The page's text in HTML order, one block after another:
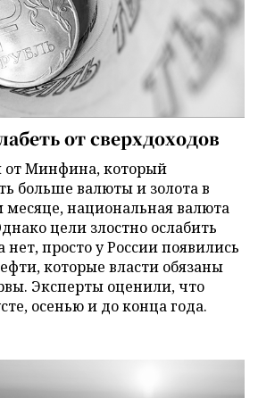
от сверхдоходов
от Минфина, который
больше валюты и золота в
месяце, национальная валюта
цели злостно ослабить
нет, просто у России появились
которые власти обязаны
Эксперты оценили, что
осенью и до конца года.